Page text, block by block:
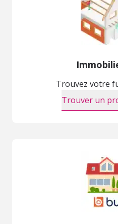
Trouvez votre
Trouver un